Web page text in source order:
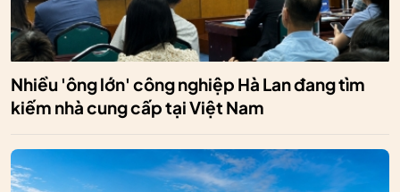
Nhiều 'ông lớn' công nghiệp Hà Lan đang tìm
kiếm nhà cung cấp tại Việt Nam